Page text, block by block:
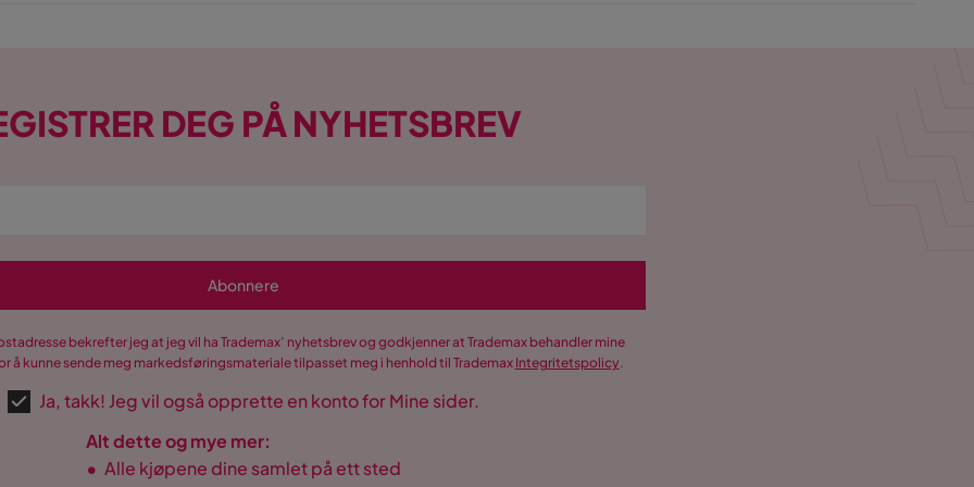
DEG PÅ NYHETSBREV
Abonnere
bekrefter jeg at jeg vil ha Trademax’ nyhetsbrev og godkjenner at Trademax behandler mine
å kunne sende meg markedsføringsmateriale tilpasset meg i henhold til Trademax Integritetspolicy.
Ja, takk! Jeg vil også opprette en konto for Mine sider.
Alt dette og mye mer:
• Alle kjøpene dine samlet på ett sted